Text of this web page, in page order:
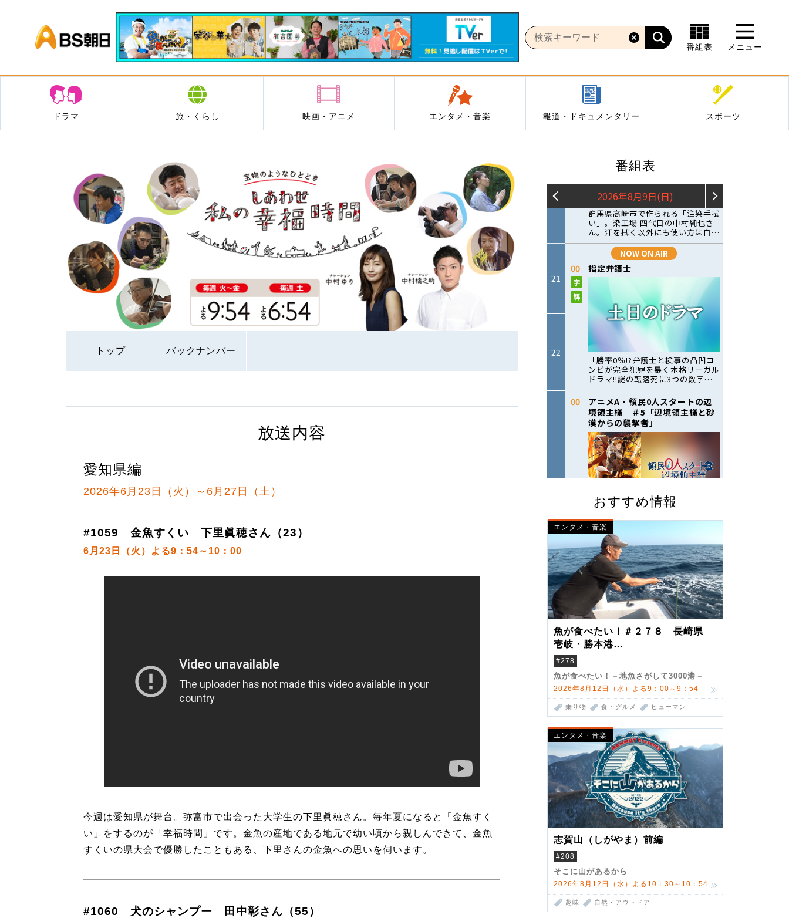
BS朝日
番組表 メニュー
ドラマ 旅・くらし 映画・アニメ エンタメ・音楽 報道・ドキュメンタリー スポーツ
トップ バックナンバー
番組表
おすすめ情報
エンタメ・音楽
魚が食べたい！＃２７８ 長崎県
壱岐・勝本港
（クロマグロ）
#278
魚が食べたい！－地魚さがして3000港－
2026年8月12日（水）よる9：00～9：54
乗り物 食・グルメ ヒューマン
エンタメ・音楽
志賀山（しがやま）前編
#208
そこに山があるから
2026年8月12日（水）よる10：30～10：54
趣味 自然・アウトドア
放送内容
愛知県編
2026年6月23日（火）～6月27日（土）
#1059 金魚すくい 下里眞穂さん（23）
6月23日（火）よる9：54～10：00
今週は愛知県が舞台。弥富市で出会った大学生の下里眞穂さん。毎年夏になると「金魚すく
い」をするのが「幸福時間」です。金魚の産地である地元で幼い頃から親しんできて、金魚
すくいの県大会で優勝したこともある、下里さんの金魚への思いを伺います。
#1060 犬のシャンプー 田中彰さん（55）